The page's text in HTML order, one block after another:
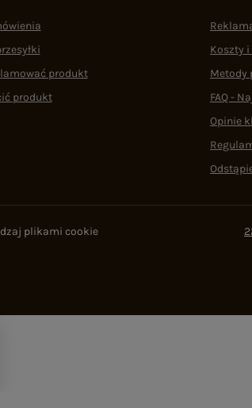
produkt
produkt
Koszty
Metody
FAQ -
Opinie
plikami cookie